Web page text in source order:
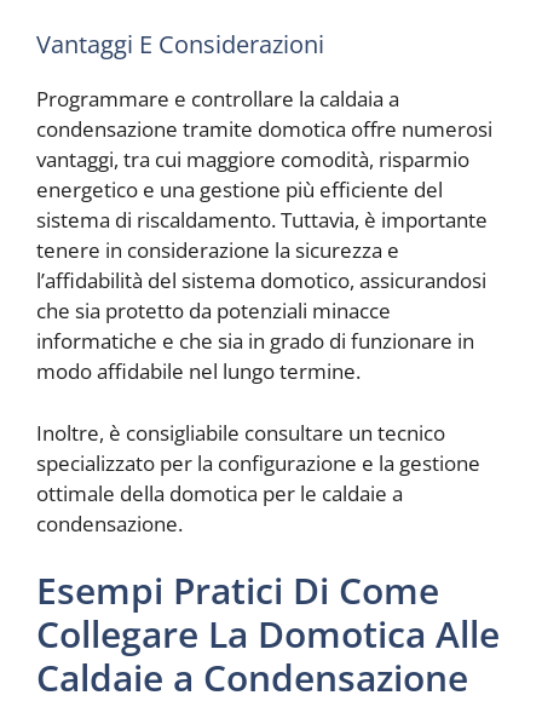
Vantaggi E Considerazioni
Programmare e controllare la caldaia a
condensazione tramite domotica offre numerosi
vantaggi, tra cui maggiore comodità, risparmio
energetico e una gestione più efficiente del
sistema di riscaldamento. Tuttavia, è importante
tenere in considerazione la sicurezza e
l’affidabilità del sistema domotico, assicurandosi
che sia protetto da potenziali minacce
informatiche e che sia in grado di funzionare in
modo affidabile nel lungo termine.
Inoltre, è consigliabile consultare un tecnico
specializzato per la configurazione e la gestione
ottimale della domotica per le caldaie a
condensazione.
Esempi Pratici Di Come
Collegare La Domotica Alle
Caldaie a Condensazione